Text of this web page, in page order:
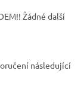
Žádné další
následující